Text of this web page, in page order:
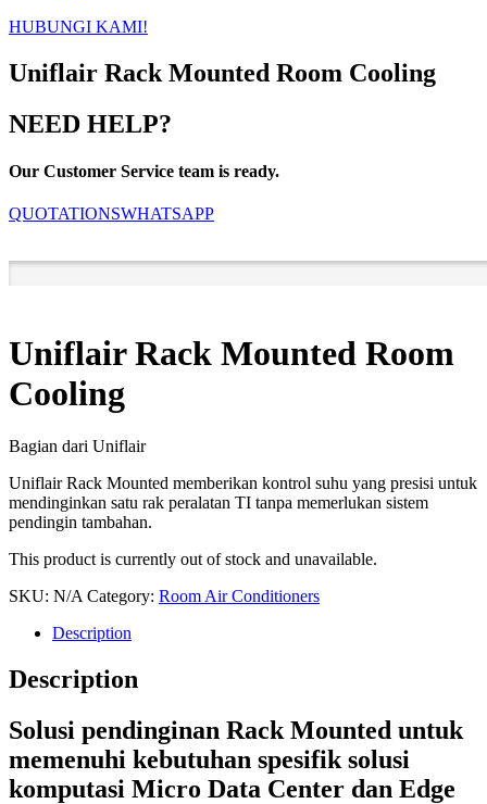
HUBUNGI KAMI!
Uniflair Rack Mounted Room Cooling
NEED HELP?
Our Customer Service team is ready.
QUOTATIONSWHATSAPP
Uniflair Rack Mounted Room
Cooling
Bagian dari Uniflair
Uniflair Rack Mounted memberikan kontrol suhu yang presisi untuk
mendinginkan satu rak peralatan TI tanpa memerlukan sistem
pendingin tambahan.
This product is currently out of stock and unavailable.
SKU: N/A Category: Room Air Conditioners
Description
Description
Solusi pendinginan Rack Mounted untuk
memenuhi kebutuhan spesifik solusi
komputasi Micro Data Center dan Edge